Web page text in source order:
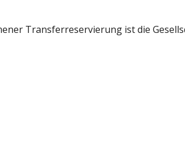
Transferreservierung ist die